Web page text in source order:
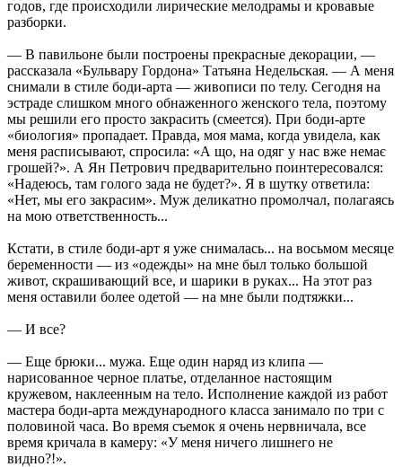
годов, где происходили лирические мелодрамы и кровавые
разборки.
— В павильоне были построены прекрасные декорации, —
рассказала «Бульвару Гордона» Татьяна Недельская. — А меня
снимали в стиле боди-арта — живописи по телу. Сегодня на
эстраде слишком много обнаженного женского тела, поэтому
мы решили его просто закрасить (смеется). При боди-арте
«биология» пропадает. Правда, моя мама, когда увидела, как
меня расписывают, спросила: «А що, на одяг у нас вже немає
грошей?». А Ян Петрович предварительно поинтересовался:
«Надеюсь, там голого зада не будет?». Я в шутку ответила:
«Нет, мы его закрасим». Муж деликатно промолчал, полагаясь
на мою ответственность...
Кстати, в стиле боди-арт я уже снималась... на восьмом месяце
беременности — из «одежды» на мне был только большой
живот, скрашивающий все, и шарики в руках... На этот раз
меня оставили более одетой — на мне были подтяжки...
— И все?
— Еще брюки... мужа. Еще один наряд из клипа —
нарисованное черное платье, отделанное настоящим
кружевом, наклеенным на тело. Исполнение каждой из работ
мастера боди-арта международного класса занимало по три с
половиной часа. Во время съемок я очень нервничала, все
время кричала в камеру: «У меня ничего лишнего не
видно?!».